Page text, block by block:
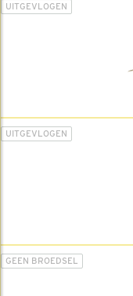
UITGEVLOGEN
UITGEVLOGEN
GEEN BROEDSEL